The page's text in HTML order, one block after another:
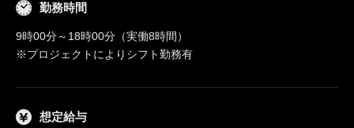
勤務時間
9時00分～18時00分（実働8時間）
※プロジェクトによりシフト勤務有
想定給与